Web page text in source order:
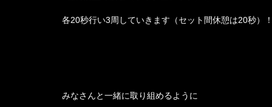
各20秒行い3周していきます（セット間休憩は20秒）
みなさんと一緒に取り組めるように